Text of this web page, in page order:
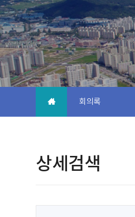
회의록
상세검색